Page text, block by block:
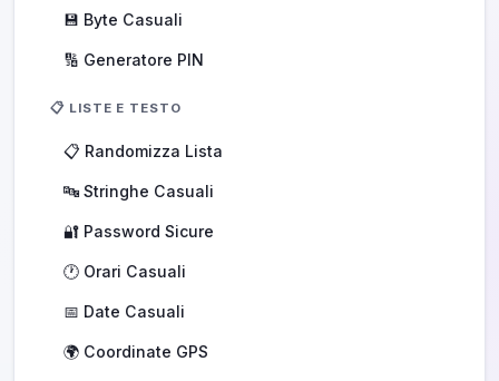
💾 Byte Casuali
🔢 Generatore PIN
📋 LISTE E TESTO
📋 Randomizza Lista
🔤 Stringhe Casuali
🔐 Password Sicure
🕐 Orari Casuali
📅 Date Casuali
🌍 Coordinate GPS